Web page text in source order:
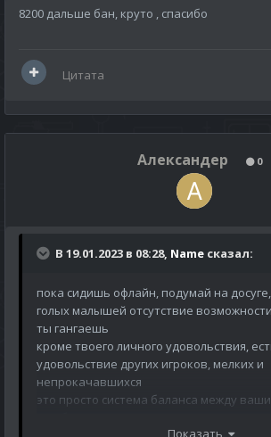
8200 дальше бан, круто , спасибо
Цитата
Александер 0
В 19.01.2023 в 08:28, Name сказал:
пока сидишь офлайн, подумай на
голых малышей отсутствие
ты гангаешь
кроме твоего личного удовольствия,
удовольствие других игроков, мелких и
непрокачавшихся
это просто система баланса между
Показать